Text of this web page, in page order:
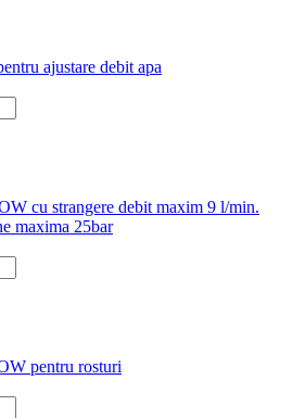
ajustare debit apa
cu strangere debit maxim 9 l/min.
maxima 25bar
pentru rosturi